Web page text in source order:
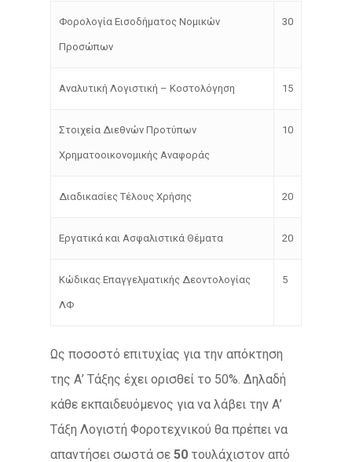
Φορολογία Εισοδήματος Νομικών
Προσώπων
30
Αναλυτική Λογιστική – Κοστολόγηση 15
Στοιχεία Διεθνών Προτύπων
Χρηματοοικονομικής Αναφοράς
10
Διαδικασίες Τέλους Χρήσης 20
Εργατικά και Ασφαλιστικά Θέματα 20
Κώδικας Επαγγελματικής Δεοντολογίας
ΛΦ
5
Ως ποσοστό επιτυχίας για την απόκτηση
της Α’ Τάξης έχει ορισθεί το 50%. Δηλαδή
κάθε εκπαιδευόμενος για να λάβει την Α’
Τάξη Λογιστή Φοροτεχνικού θα πρέπει να
απαντήσει σωστά σε 50 τουλάχιστον από